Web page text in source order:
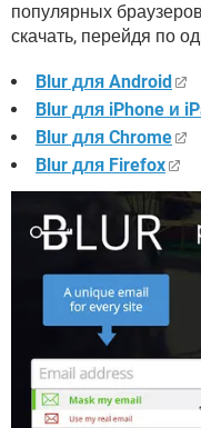
популярных
скачать, перейдя по
Blur для Android
Blur для iPhone и
Blur для Chrome
Blur для Firefox